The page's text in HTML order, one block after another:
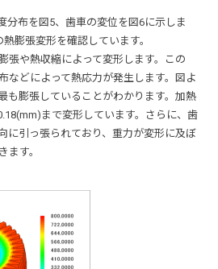
分布を図5、歯車の変位を図6に示しま
膨張変形を確認しています。
張や熱収縮によって変形します。この
などによって熱応力が発生します。図よ
も膨張していることがわかります。加熱
まで変形しています。さらに、歯
に引っ張られており、重力が変形に及ぼ
ます。